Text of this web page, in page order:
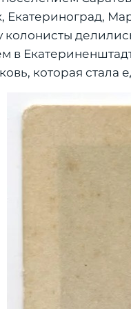
Екатериноград,
в
которая